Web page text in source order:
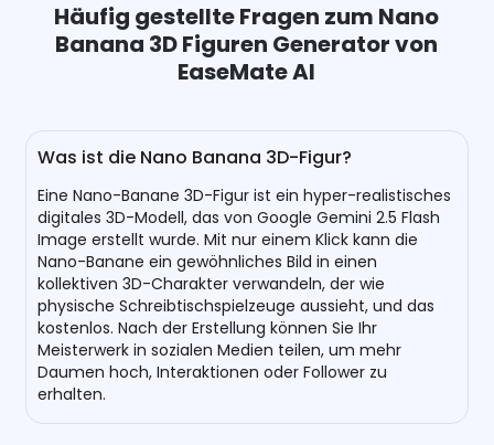
Häufig gestellte Fragen zum Nano
Banana 3D Figuren Generator von
EaseMate AI
Was ist die Nano Banana 3D-Figur?
Eine Nano-Banane 3D-Figur ist ein hyper-realistisches
digitales 3D-Modell, das von Google Gemini 2.5 Flash
Image erstellt wurde. Mit nur einem Klick kann die
Nano-Banane ein gewöhnliches Bild in einen
kollektiven 3D-Charakter verwandeln, der wie
physische Schreibtischspielzeuge aussieht, und das
kostenlos. Nach der Erstellung können Sie Ihr
Meisterwerk in sozialen Medien teilen, um mehr
Daumen hoch, Interaktionen oder Follower zu
erhalten.